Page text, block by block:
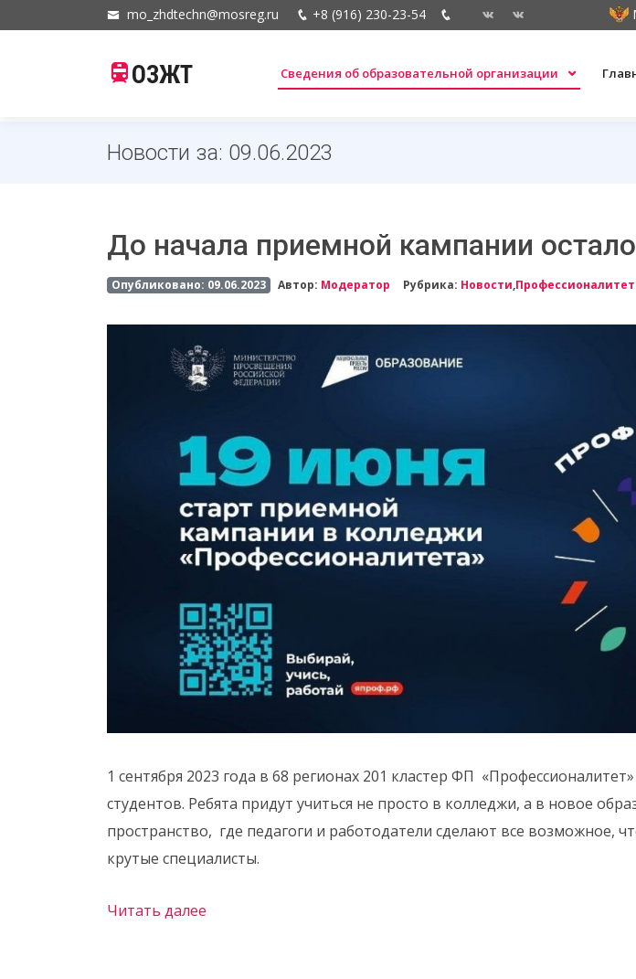
mo_zhdtechn@mosreg.ru +8 (916) 230-23-54
ОЗЖТ Сведения об образовательной организации
Новости за: 09.06.2023
До начала приемной кампании
Опубликовано: 09.06.2023 Автор: Модератор Рубрика: Новости,Профессионалитет
1 сентября 2023 года в 68 регионах 201 кластер ФП
студентов. Ребята придут учиться не просто в колледжи, а в новое
пространство, где педагоги и работодатели сделают все возможное,
крутые специалисты.
Читать далее